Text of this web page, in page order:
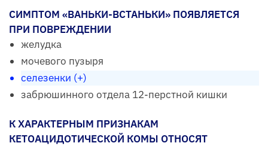
СИМПТОМ «ВАНЬКИ-ВСТАНЬКИ» ПОЯВЛЯЕТСЯ
ПРИ ПОВРЕЖДЕНИИ
желудка
мочевого пузыря
селезенки (+)
забрюшинного отдела 12-перстной кишки
К ХАРАКТЕРНЫМ ПРИЗНАКАМ
КЕТОАЦИДОТИЧЕСКОЙ КОМЫ ОТНОСЯТ